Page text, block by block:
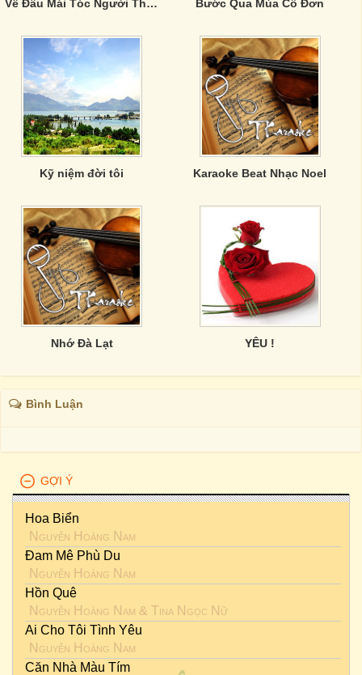
Về Đâu Mái Tóc Người Thương- Lệ Quyên & Nguyễn Hoàng Nam Bước Qua Mùa Cô Đơn
Kỹ niệm đời tôi Karaoke Beat Nhạc Noel
Nhớ Đà Lạt YÊU !
Bình Luận
GỢI Ý
Hoa Biển
Nguyễn Hoàng Nam
Đam Mê Phù Du
Nguyễn Hoàng Nam
Hồn Quê
Nguyễn Hoàng Nam & Tina Ngọc Nữ
Ai Cho Tôi Tình Yêu
Nguyễn Hoàng Nam
Căn Nhà Màu Tím